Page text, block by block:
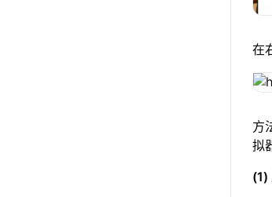
在
方
拟
(1)